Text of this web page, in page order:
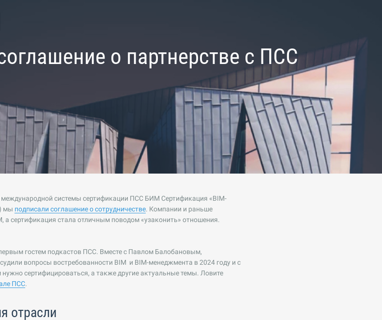
о партнерстве с ПСС
системы сертификации ПСС БИМ Сертификация «BIM-
мы подписали соглашение о сотрудничестве. Компании и раньше
а сертификация стала отличным поводом «узаконить» отношения.
гостем подкастов ПСС. Вместе с Павлом Балобановым,
вопросы востребованности BIM и BIM-менеджмента в 2024 году и с
сертифицироваться, а также другие актуальные темы. Ловите
ПСС.
отрасли